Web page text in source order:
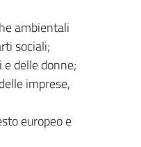
ambientali
sociali;
delle donne;
imprese,
europeo e